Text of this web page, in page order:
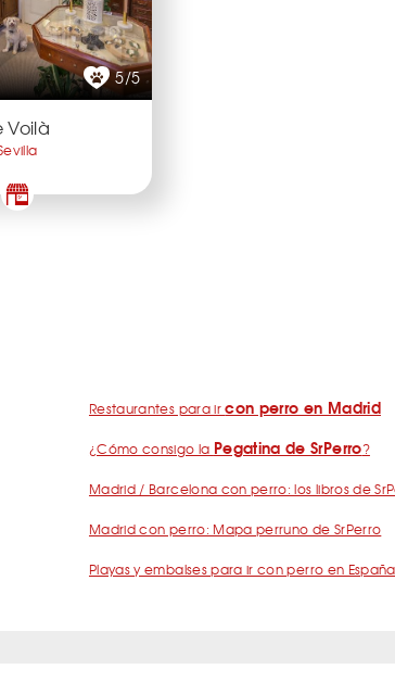
5/5
Voilà
Restaurantes para ircon perro en Madrid
¿Cómo consigo la Pegatina de SrPerro?
Madrid / Barcelona con perro: los libros de
Madrid con perro: Mapa perruno de SrPerro
Playas y embalses para ir con perro en España